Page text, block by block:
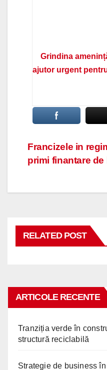
Grindina
ajutor urgent
Navigare
în
articole
Francizele in
primi finantare de
RELATED POST
ARTICOLE RECENTE
Tranziția verde în
structură reciclabilă
Strategie de business